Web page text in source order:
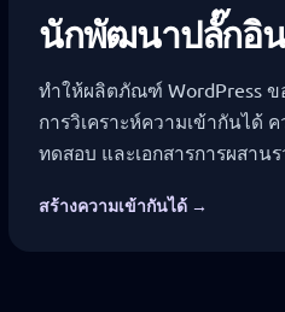
นักพัฒนาปลั๊กอิน
ทำให้ผลิตภัณฑ์ WordPress
การวิเคราะห์ความเข้ากันได้
ทดสอบ และเอกสารการผสาน
สร้างความเข้ากันได้ →